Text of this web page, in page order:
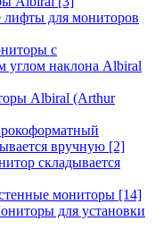
лифты для мониторов
с
углом наклона Albiral
Albiral (Arthur
вручную [2]
складывается
мониторы [14]
для установки